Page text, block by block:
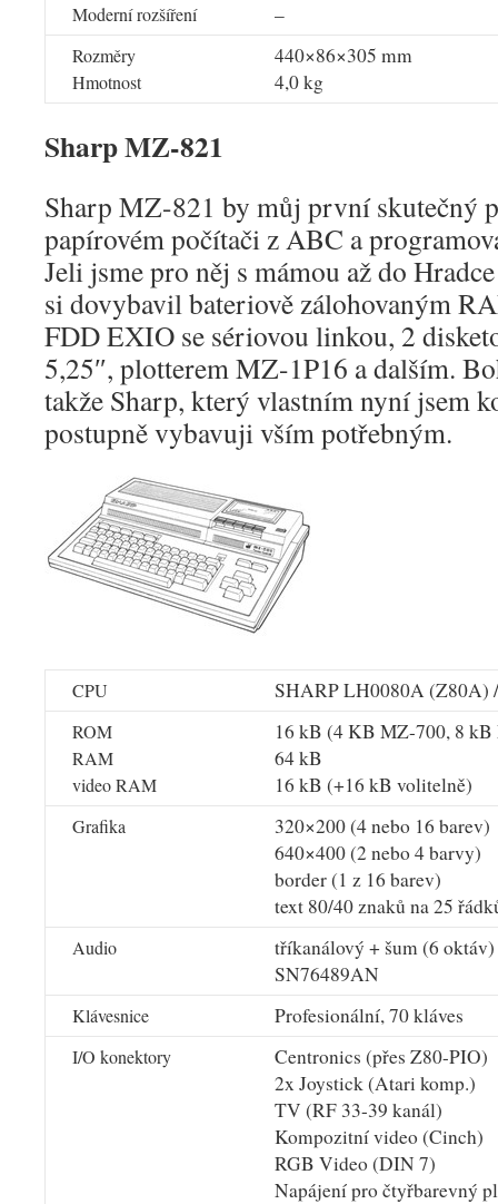
Moderní rozšíření –
Rozměry
Hmotnost
440×86×305 mm
4,0 kg
Sharp MZ-821
Sharp MZ-821 by můj první skutečný
papírovém počítači z ABC a
Jeli jsme pro něj s mámou až do
si dovybavil bateriově zálohovaným
FDD EXIO se sériovou linkou, 2
5,25″, plotterem MZ-1P16 a dalším.
takže Sharp, který vlastním nyní jsem
postupně vybavuji vším potřebným.
CPU SHARP LH0080A (Z80A)
ROM
RAM
video RAM
16 kB (4 KB MZ-700, 8
64 kB
16 kB (+16 kB volitelně)
Grafika
320×200 (4 nebo 16 barev)
640×400 (2 nebo 4 barvy)
border (1 z 16 barev)
text 80/40 znaků na 25
Audio
tříkanálový + šum (6 oktáv)
SN76489AN
Klávesnice Profesionální, 70 kláves
I/O konektory
Centronics (přes Z80-PIO)
2x Joystick (Atari komp.)
TV (RF 33-39 kanál)
Kompozitní video (Cinch)
RGB Video (DIN 7)
Napájení pro čtyřbarevný